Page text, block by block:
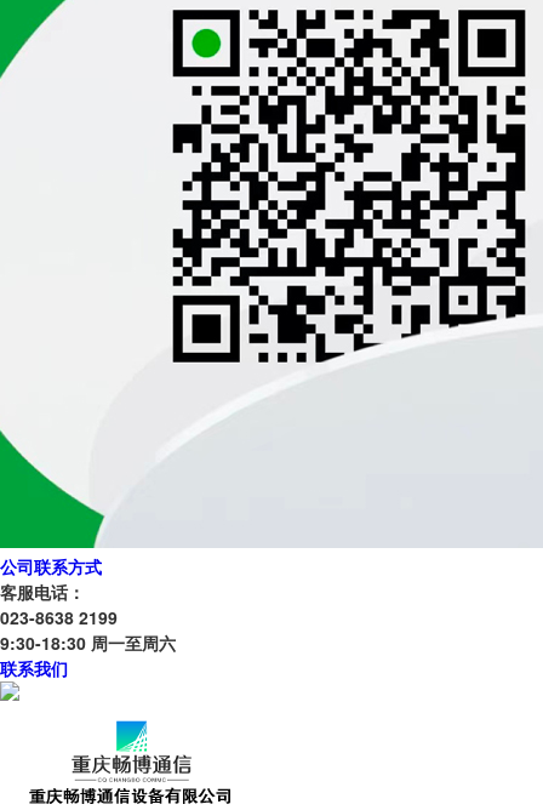
公司联系方式
客服电话：
023-8638 2199
9:30-18:30 周一至周六
联系我们